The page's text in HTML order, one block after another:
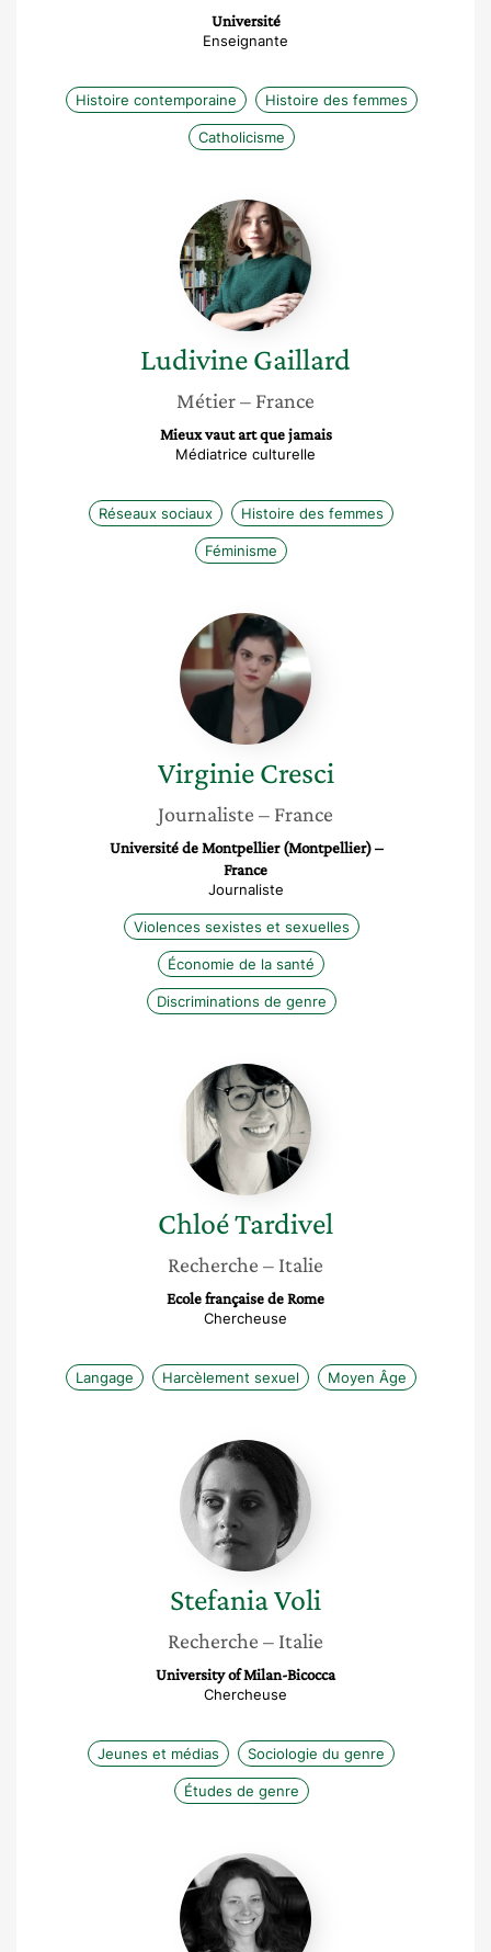
Université
Enseignante
Histoire contemporaine Histoire des femmes
Catholicisme
Ludivine
Gaillard
LudivineGaillard
Métier– France
Mieux vaut art que jamais
Médiatrice culturelle
Réseaux sociaux Histoire des femmes
Féminisme
Virginie
Cresci
Virginie Cresci
Journaliste – France
Université de Montpellier (Montpellier) –
France
Journaliste
Violences sexistes et sexuelles
Économie de la santé
Discriminations de genre
Chloé
Tardivel
ChloéTardivel
Recherche – Italie
Ecole française de Rome
Chercheuse
Langage Harcèlement sexuel Moyen Âge
Stefania
Voli
StefaniaVoli
Recherche – Italie
University of Milan-Bicocca
Chercheuse
Jeunes et médias Sociologie du genre
Études de genre
Thaïs
Gendry